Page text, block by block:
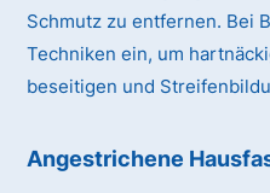
Schmutz zu entfernen. Bei
Techniken ein, um
beseitigen und
Angestrichene